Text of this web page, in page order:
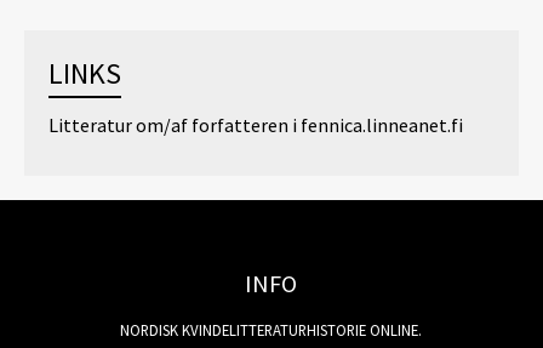
LINKS
Litteratur om/af forfatteren i fennica.linneanet.fi
INFO
NORDISK KVINDELITTERATURHISTORIE ONLINE.